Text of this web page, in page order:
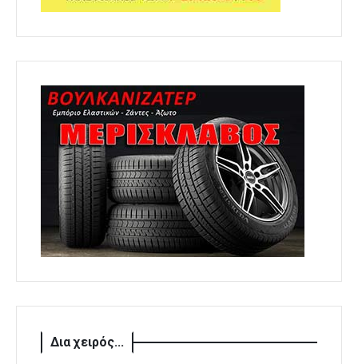
Δια χειρός...